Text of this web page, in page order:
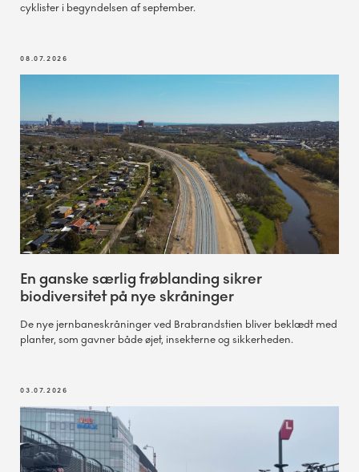
cyklister i begyndelsen af september.
08.07.2026
En ganske særlig frøblanding sikrer
biodiversitet på nye skråninger
De nye jernbaneskråninger ved Brabrandstien bliver beklædt med
planter, som gavner både øjet, insekterne og sikkerheden.
03.07.2026